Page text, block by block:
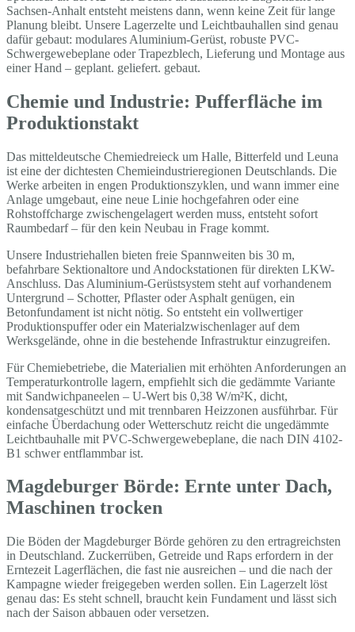
Sachsen-Anhalt entsteht meistens dann, wenn keine Zeit für lange
Planung bleibt. Unsere Lagerzelte und Leichtbauhallen sind genau
dafür gebaut: modulares Aluminium-Gerüst, robuste PVC-
Schwergewebeplane oder Trapezblech, Lieferung und Montage aus
einer Hand – geplant. geliefert. gebaut.
Chemie und Industrie: Pufferfläche im
Produktionstakt
Das mitteldeutsche Chemiedreieck um Halle, Bitterfeld und Leuna
ist eine der dichtesten Chemieindustrieregionen Deutschlands. Die
Werke arbeiten in engen Produktionszyklen, und wann immer eine
Anlage umgebaut, eine neue Linie hochgefahren oder eine
Rohstoffcharge zwischengelagert werden muss, entsteht sofort
Raumbedarf – für den kein Neubau in Frage kommt.
Unsere Industriehallen bieten freie Spannweiten bis 30 m,
befahrbare Sektionaltore und Andockstationen für direkten LKW-
Anschluss. Das Aluminium-Gerüstsystem steht auf vorhandenem
Untergrund – Schotter, Pflaster oder Asphalt genügen, ein
Betonfundament ist nicht nötig. So entsteht ein vollwertiger
Produktionspuffer oder ein Materialzwischenlager auf dem
Werksgelände, ohne in die bestehende Infrastruktur einzugreifen.
Für Chemiebetriebe, die Materialien mit erhöhten Anforderungen an
Temperaturkontrolle lagern, empfiehlt sich die gedämmte Variante
mit Sandwichpaneelen – U-Wert bis 0,38 W/m²K, dicht,
kondensatgeschützt und mit trennbaren Heizzonen ausführbar. Für
einfache Überdachung oder Wetterschutz reicht die ungedämmte
Leichtbauhalle mit PVC-Schwergewebeplane, die nach DIN 4102-
B1 schwer entflammbar ist.
Magdeburger Börde: Ernte unter Dach,
Maschinen trocken
Die Böden der Magdeburger Börde gehören zu den ertragreichsten
in Deutschland. Zuckerrüben, Getreide und Raps erfordern in der
Erntezeit Lagerflächen, die fast nie ausreichen – und die nach der
Kampagne wieder freigegeben werden sollen. Ein Lagerzelt löst
genau das: Es steht schnell, braucht kein Fundament und lässt sich
nach der Saison abbauen oder versetzen.